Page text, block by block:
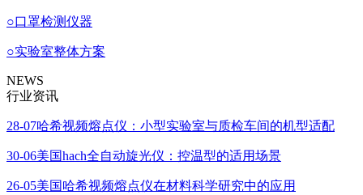
○ 口罩检测仪器
○实验室整体方案
NEWS
行业资讯
28-07哈希视频熔点仪：小型实验室与质检车间的机型适配
30-06美国hach全自动旋光仪：控温型的适用场景
26-05美国哈希视频熔点仪在材料科学研究中的应用